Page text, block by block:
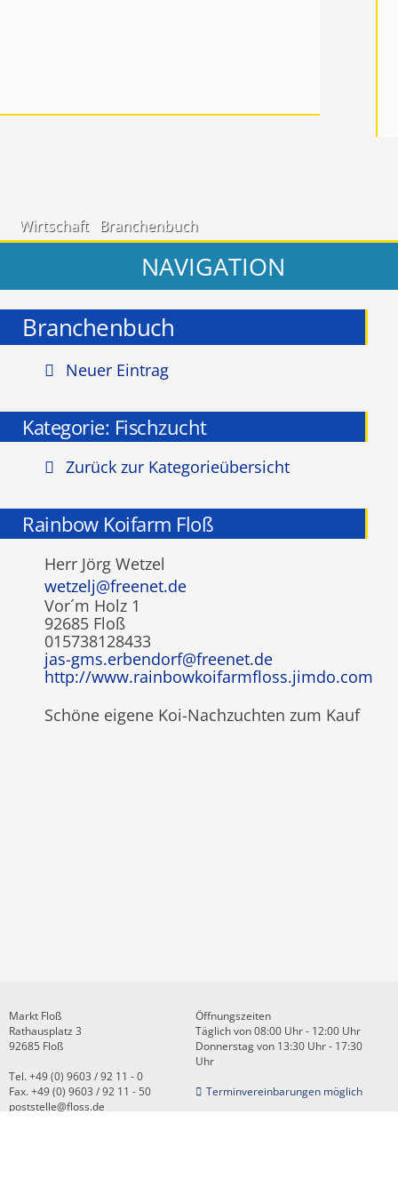
Wirtschaft Branchenbuch
NAVIGATION
Branchenbuch
Neuer Eintrag
Kategorie: Fischzucht
Zurück zur Kategorieübersicht
Rainbow Koifarm Floß
Herr Jörg Wetzel
wetzelj@freenet.de
Vor´m Holz 1
92685 Floß
015738128433
jas-gms.erbendorf@freenet.de
http://www.rainbowkoifarmfloss.jimdo.com
Schöne eigene Koi-Nachzuchten zum Kauf
Markt Floß
Rathausplatz 3
92685 Floß
Tel. +49 (0) 9603 / 92 11 - 0
Fax. +49 (0) 9603 / 92 11 - 50
poststelle@floss.de
Öffnungszeiten
Täglich von 08:00 Uhr - 12:00 Uhr
Donnerstag von 13:30 Uhr - 17:30
Uhr
Terminvereinbarungen möglich